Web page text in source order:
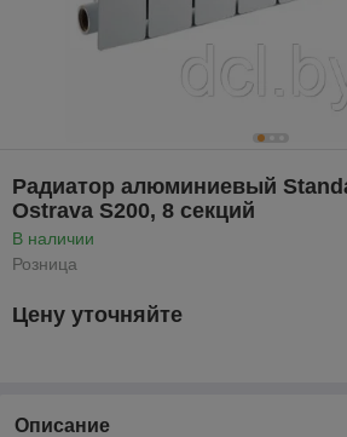
Радиатор алюминиевый
Ostrava S200, 8 секций
В наличии
Розница
Цену уточняйте
Описание